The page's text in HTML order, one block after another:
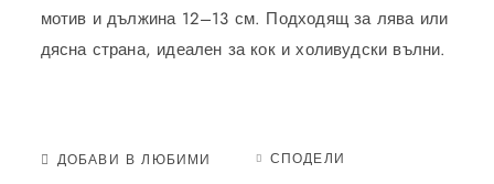
мотив и дължина 12–13 см. Подходящ за лява или
дясна страна, идеален за кок и холивудски вълни.
ДОБАВИ В ЛЮБИМИ СПОДЕЛИ